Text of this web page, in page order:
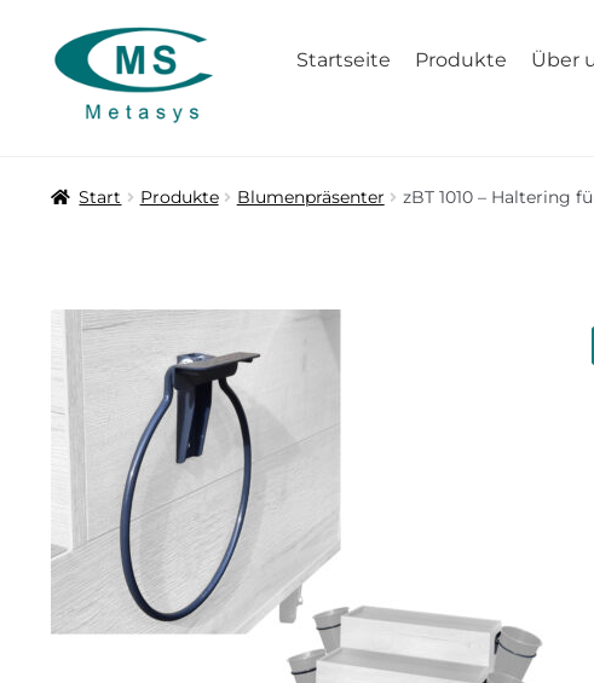
Zur
Navigation
springen
Zum
Inhalt
springen
Startseite Produkte Über
Start Produkte Blumenpräsenter zBT 1010 – Haltering